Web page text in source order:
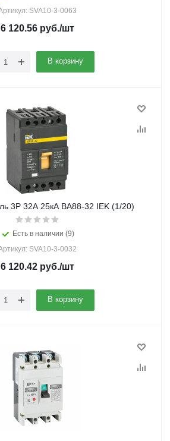
SVA10-3-0063
6 120.56 руб./шт
В корзину
3Р 32А 25кА ВА88-32 IEK (1/20)
Есть в наличии (9)
SVA10-3-0032
6 120.42 руб./шт
В корзину